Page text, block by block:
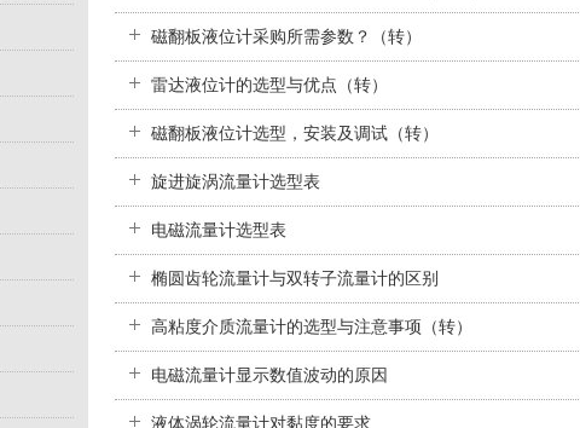
磁翻板液位计采购所需参数？（转）
雷达液位计的选型与优点（转）
磁翻板液位计选型，安装及调试（转）
旋进旋涡流量计选型表
电磁流量计选型表
椭圆齿轮流量计与双转子流量计的区别
高粘度介质流量计的选型与注意事项（转）
电磁流量计显示数值波动的原因
液体涡轮流量计对黏度的要求